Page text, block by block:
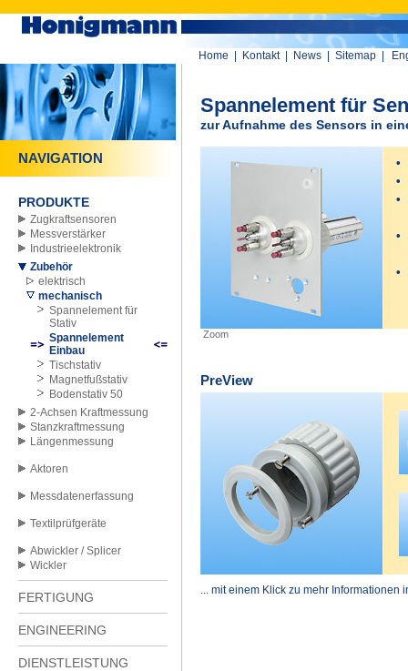
Home Kontakt News Sitemap
NAVIGATION
PRODUKTE
Zugkraftsensoren
Messverstärker
Industrieelektronik
Zubehör
elektrisch
mechanisch
Spannelement für
Stativ
Spannelement
Einbau
Tischstativ
Magnetfußstativ
Bodenstativ 50
2-Achsen Kraftmessung
Stanzkraftmessung
Längenmessung
Aktoren
Messdatenerfassung
Textilprüfgeräte
Abwickler / Splicer
Wickler
FERTIGUNG
ENGINEERING
DIENSTLEISTUNG
Spannelement für
zur Aufnahme des Sensors in
•
•
•
•
•
Zoom
PreView
... mit einem Klick zu mehr Informationen